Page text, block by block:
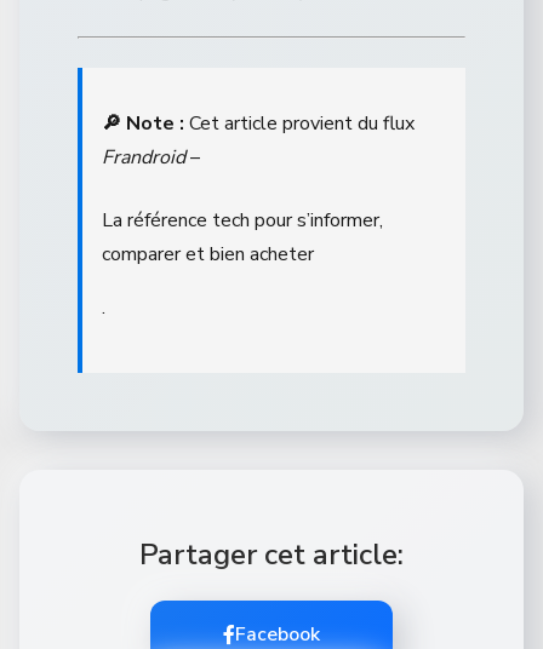
🔎 Note : Cet article provient du flux
Frandroid–
La référence tech pour s’informer,
comparer et bien acheter
.
Partager cet article:
Facebook